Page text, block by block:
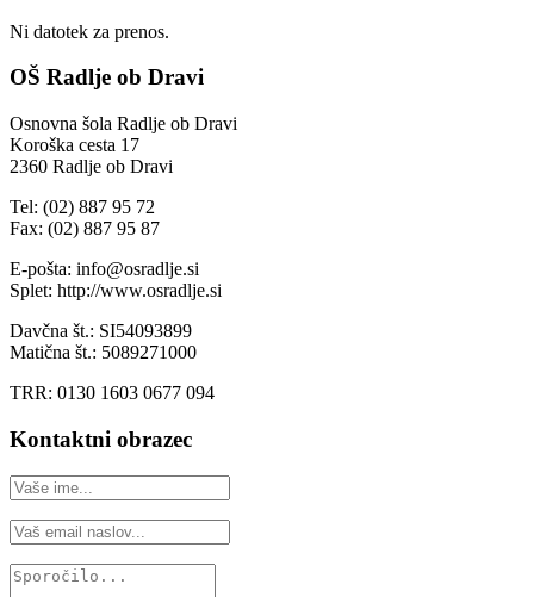
Ni datotek za prenos.
OŠ Radlje ob Dravi
Osnovna šola Radlje ob Dravi
Koroška cesta 17
2360 Radlje ob Dravi
Tel: (02) 887 95 72
Fax: (02) 887 95 87
E-pošta: info@osradlje.si
Splet: http://www.osradlje.si
Davčna št.: SI54093899
Matična št.: 5089271000
TRR: 0130 1603 0677 094
Kontaktni obrazec